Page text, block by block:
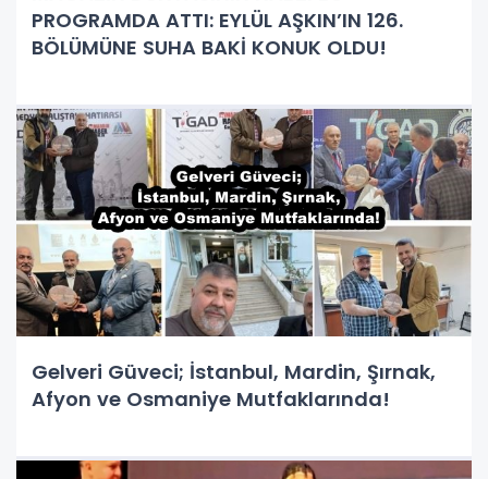
PROGRAMDA ATTI: EYLÜL AŞKIN’IN 126.
BÖLÜMÜNE SUHA BAKİ KONUK OLDU!
Gelveri Güveci; İstanbul, Mardin, Şırnak,
Afyon ve Osmaniye Mutfaklarında!